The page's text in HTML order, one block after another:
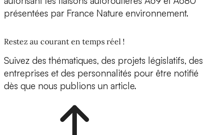
présentées par France Nature environnement.
Restez au courant en temps réel !
Suivez des thématiques, des projets législatifs, des
entreprises et des personnalités pour être notifié
dès que nous publions un article.